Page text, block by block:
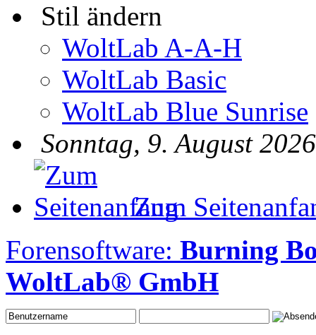
Stil ändern
WoltLab A-A-H
WoltLab Basic
WoltLab Blue Sunrise
Sonntag, 9. August
Zum
Forensoftware: Burning
WoltLab® GmbH